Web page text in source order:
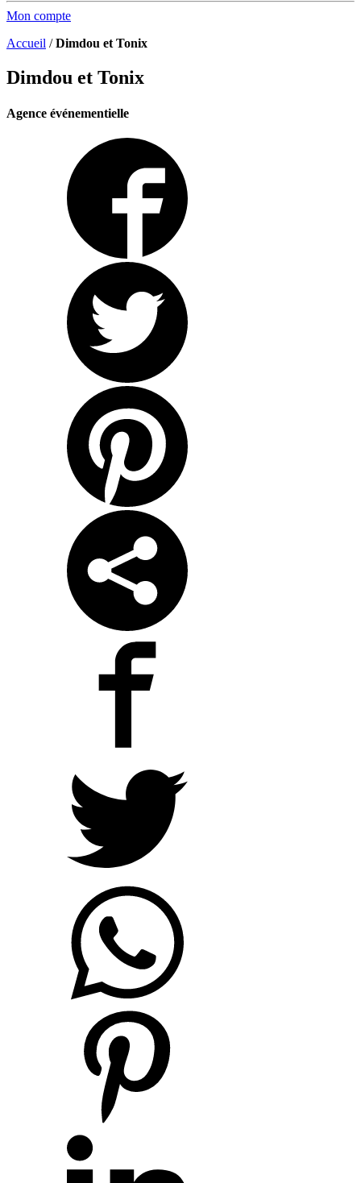
Mon compte
Accueil /Dimdou et Tonix
Dimdou et Tonix
Agence événementielle